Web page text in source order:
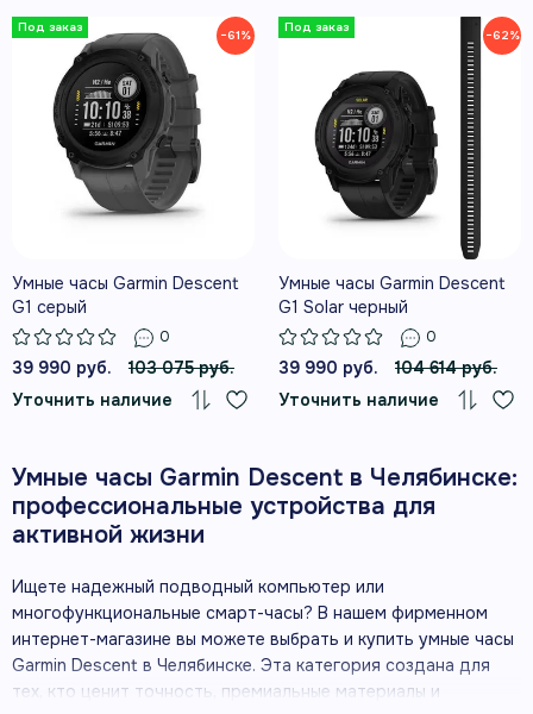
−61%
Умные часы Garmin Descent
G1 серый
0
39 990 руб.
103 075 руб.
Уточнить наличие
−62%
Умные часы Garmin Descent
G1 Solar черный
0
39 990 руб.
104 614 руб.
Уточнить наличие
Умные часы Garmin Descent в Челябинске:
профессиональные устройства для
активной жизни
Ищете надежный подводный компьютер или
многофункциональные смарт-часы? В нашем фирменном
интернет-магазине вы можете выбрать и купить умные часы
Garmin Descent в Челябинске. Эта категория создана для
тех, кто ценит точность, премиальные материалы и